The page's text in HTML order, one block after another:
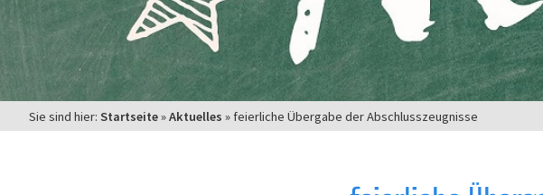
Sie sind hier: Startseite»Aktuelles » feierliche Übergabe der Abschlusszeugnisse